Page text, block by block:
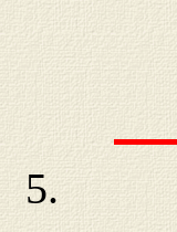
5.